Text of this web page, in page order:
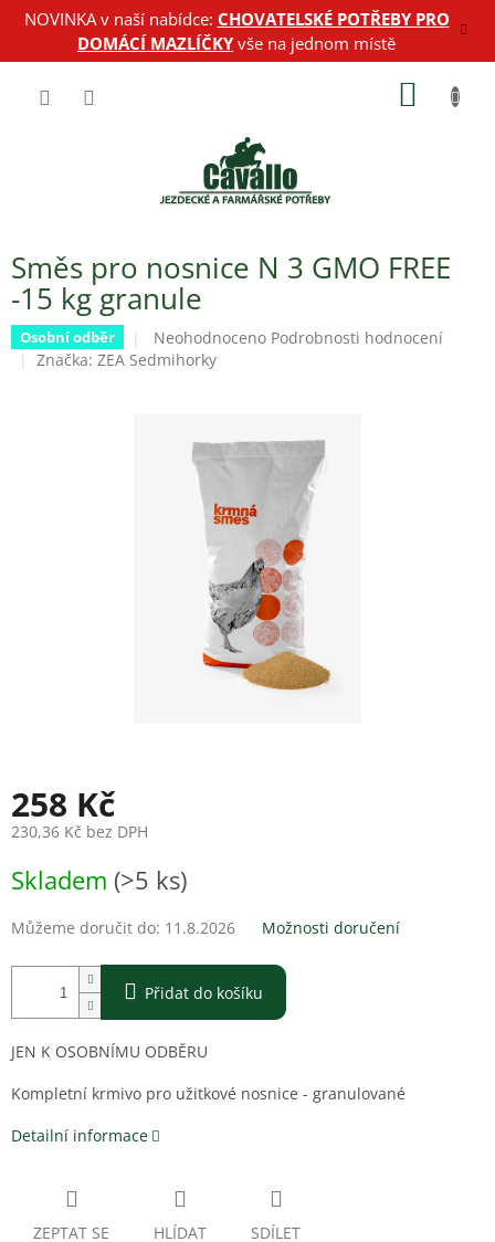
PřejítNOVINKA v naší nabídce: CHOVATELSKÉ POTŘEBY PRO
DOMÁCÍ MAZLÍČKYvše na jednom místě
Směs pro nosnice N 3 GMO FREE
-15 kg granule
Osobní odběr
Průměrné
hodnocení
hvězdiček.
Neohodnoceno Podrobnosti hodnocení
Značka: ZEA Sedmihorky
258 Kč
230,36 Kč bez DPH
cena:
Skladem (>5 ks)
Můžeme doručit do: 11.8.2026 Možnosti doručení
Přidat do košíku
JEN K OSOBNÍMU ODBĚRU
Kompletní krmivo pro užitkové nosnice - granulované
Detailní informace
ZEPTAT SE HLÍDAT SDÍLET